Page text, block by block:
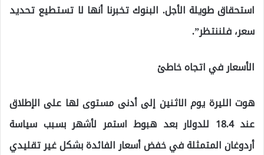
استحقاق طويلة الأجل. البنوك تخبرنا أنها لا تستطيع تحديد
سعر، فلننتظر”.
الأسعار في اتجاه خاطئ
هوت الليرة يوم الاثنين إلى أدنى مستوى لها على الإطلاق
عند 18.4 للدولار بعد هبوط استمر لأشهر بسبب سياسة
أردوغان المتمثلة في خفض أسعار الفائدة بشكل غير تقليدي